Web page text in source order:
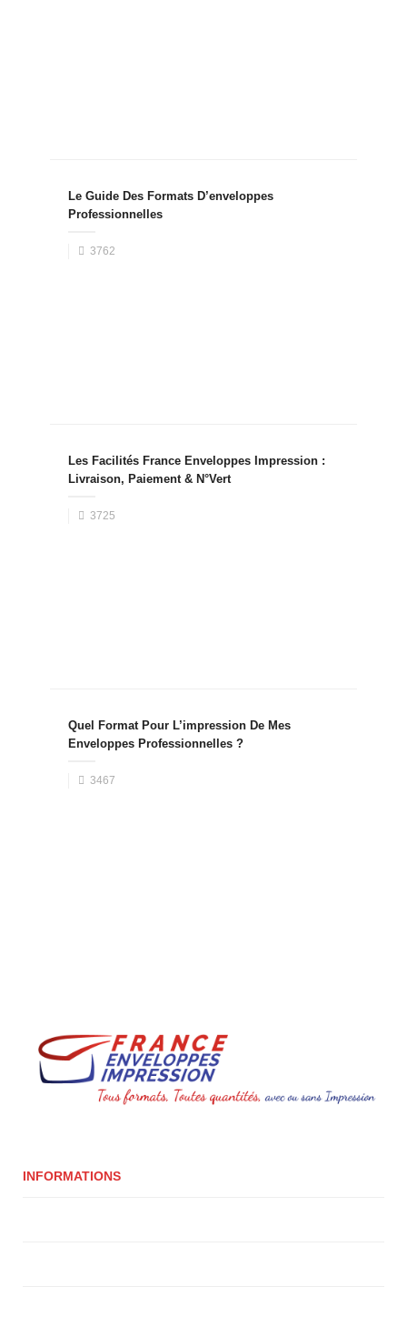
Le Guide Des Formats D’enveloppes
Professionnelles
3762
Les Facilités France Enveloppes Impression :
Livraison, Paiement & N°Vert
3725
Quel Format Pour L’impression De Mes
Enveloppes Professionnelles ?
3467
INFORMATIONS